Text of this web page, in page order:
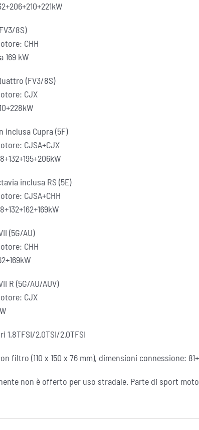
8S)
CHH
169 kW
(FV3/8S)
CJX
inclusa Cupra (5F)
CJSA+CJX
inclusa RS (5E)
CJSA+CHH
(5G/AU)
CHH
R (5G/AU/AUV)
CJX
1.8TFSI/2.0TSI/2.0TFSI
filtro (110 x 150 x 76 mm), dimensioni connessione:
non è offerto per uso stradale. Parte di sport